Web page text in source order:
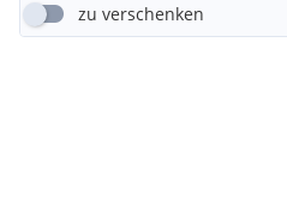
zu verschenken